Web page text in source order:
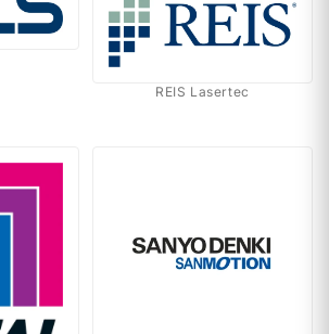
REIS Lasertec